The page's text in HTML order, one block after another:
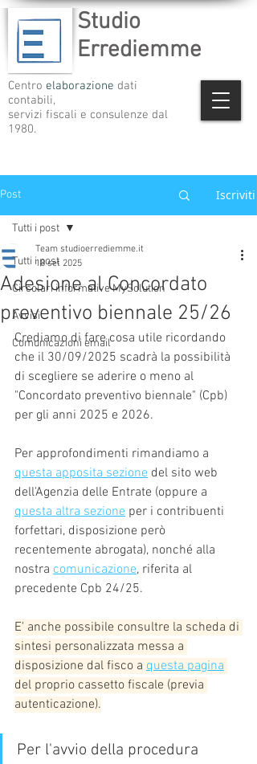
Studio
Errediemme
Centro elaborazione dati
contabili,
servizi fiscali e consulenze dal
1980.
Post Iscriviti
Tutti i post
Circolari informative MySolution
Avvisi
Comunicazioni email
Tutti i post
Adesione al Concordato
preventivo biennale 25/26
Team studioerrediemme.it
18 set 2025
Crediamo di fare cosa utile ricordando
che il 30/09/2025 scadrà la possibilità
di scegliere se aderire o meno al
"Concordato preventivo biennale" (Cpb)
per gli anni 2025 e 2026.
Per approfondimenti rimandiamo a
questa apposita sezione del sito web
dell'Agenzia delle Entrate (oppure a
questa altra sezione per i contribuenti
forfettari, disposizione però
recentemente abrogata), nonché alla
nostra comunicazione, riferita al
precedente Cpb 24/25.
E' anche possibile consultre la scheda di
sintesi personalizzata messa a
disposizione dal fisco a questa pagina
del proprio cassetto fiscale (previa
autenticazione).
Per l'avvio della procedura